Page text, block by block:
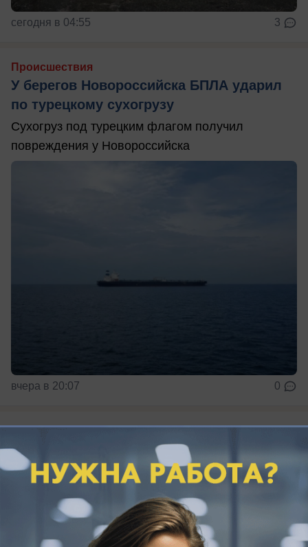
сегодня в 04:55 3
Происшествия
У берегов Новороссийска БПЛА ударил
по турецкому сухогрузу
Сухогруз под турецким флагом получил
повреждения у Новороссийска
вчера в 20:07 0
Общество
Три страны в одном регионе: где на
Кубани найти Мальдивы, Исландию и
Луизиану
Три места на Кубани, после которых
загранпаспорт можно не доставать